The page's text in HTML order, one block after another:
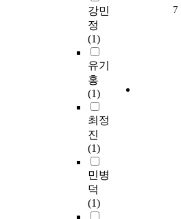
강민
정
(1)
유기
홍
(1)
최정
진
(1)
민병
덕
(1)
7